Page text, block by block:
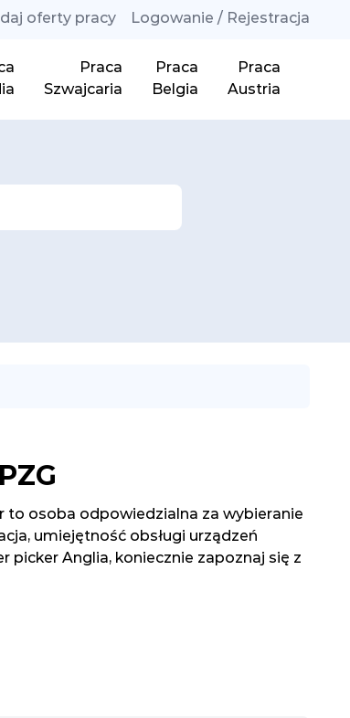
oferty pracy Logowanie / Rejestracja
Praca
Szwajcaria
Praca
Belgia
Praca
Austria
to osoba odpowiedzialna za wybieranie
umiejętność obsługi urządzeń
picker Anglia, koniecznie zapoznaj się z